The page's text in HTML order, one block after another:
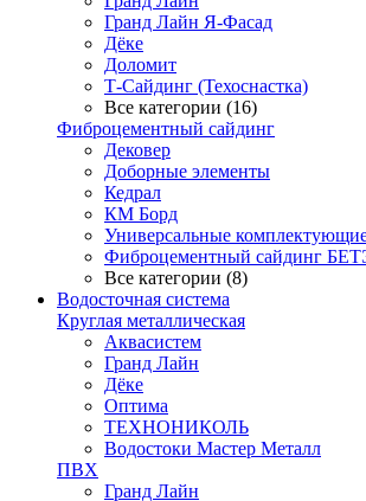
Гранд Лайн Я-Фасад
Дёке
Доломит
Т-Сайдинг (Техоснастка)
Все категории (16)
Фиброцементный сайдинг
Дековер
Доборные элементы
Кедрал
КМ Борд
Универсальные
Фиброцементный сайдинг
Все категории (8)
Водосточная система
Круглая металлическая
Аквасистем
Гранд Лайн
Дёке
Оптима
ТЕХНОНИКОЛЬ
Водостоки Мастер Металл
ПВХ
Гранд Лайн